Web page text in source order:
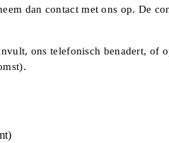
dan contact met ons op. De
ons telefonisch benadert, of